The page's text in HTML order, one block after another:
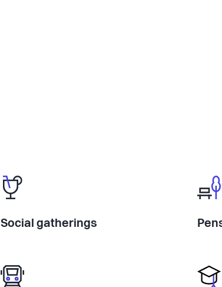
Social gatherings